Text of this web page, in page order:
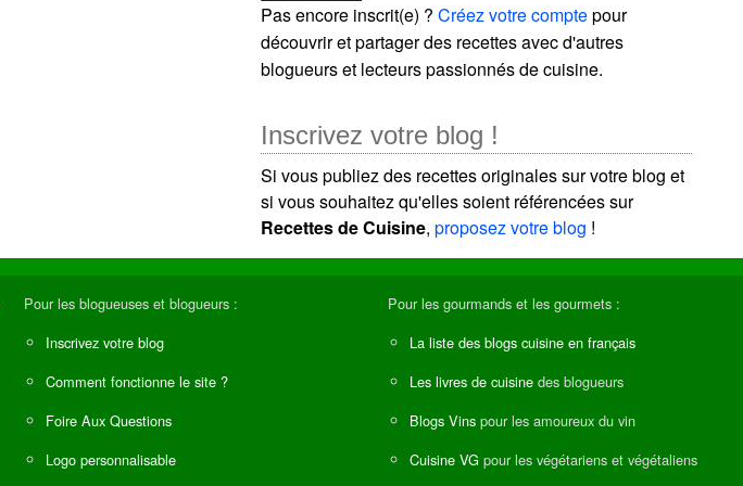
Pas encore inscrit(e) ?Créez votre comptepour
découvrir et partager des recettes avec d'autres
blogueurs et lecteurs passionnés de cuisine.
Inscrivez votre blog !
Si vous publiez des recettes originales sur votre blog et
si vous souhaitez qu'elles soient référencées sur
Recettes de Cuisine,proposez votre blog !
Pour les blogueuses et blogueurs :
Inscrivez votre blog
Comment fonctionne le site ?
Foire Aux Questions
Logo personnalisable
Pour les gourmands et les gourmets :
La liste des blogs cuisine en français
Les livres de cuisine des blogueurs
Blogs Vins pour les amoureux du vin
Cuisine VG pour les végétariens et végétaliens